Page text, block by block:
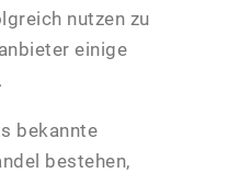
nutzen zu
einige
bekannte
bestehen,